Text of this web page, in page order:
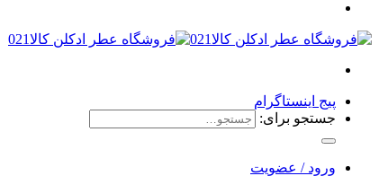
پیج اینستاگرام
جستجو برای:
ورود / عضویت